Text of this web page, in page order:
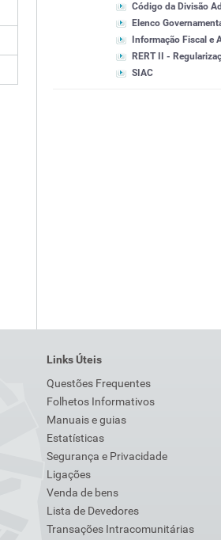
Código da Divisão
Elenco
Informação Fiscal e
RERT II -
SIAC
Links Úteis
Questões Frequentes
Folhetos Informativos
Manuais e guias
Estatísticas
Segurança e Privacidade
Ligações
Venda de bens
Lista de Devedores
Transações Intracomunitárias